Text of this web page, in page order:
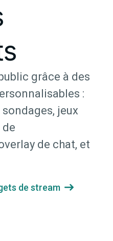
grâce à des
:
jeux
de chat, et
de stream 